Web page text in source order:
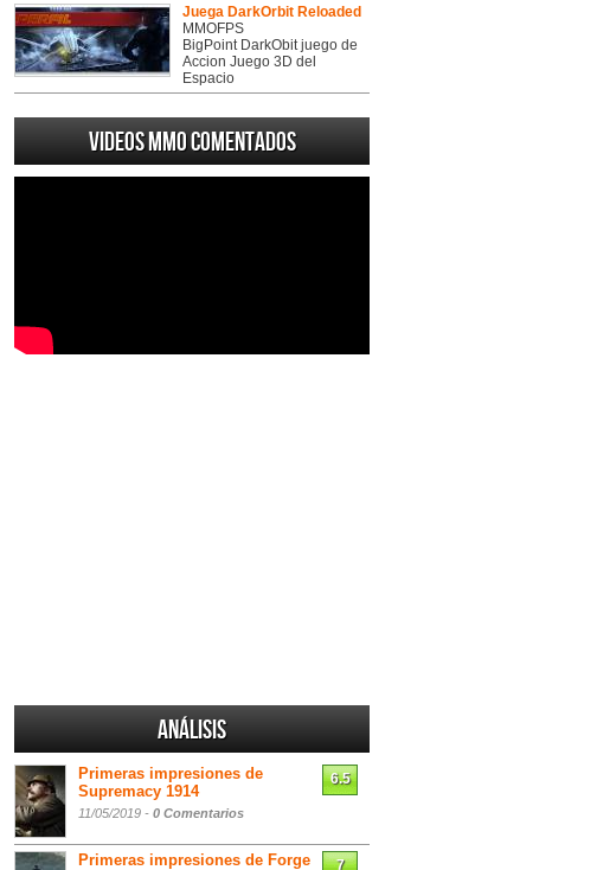
Juega DarkOrbit Reloaded
MMOFPS
BigPoint DarkObit juego de
Accion Juego 3D del
Espacio
Videos MMO Comentados
Análisis
Primeras impresiones de
Supremacy 1914
11/05/2019 - 0 Comentarios
6.5
Primeras impresiones de Forge
7